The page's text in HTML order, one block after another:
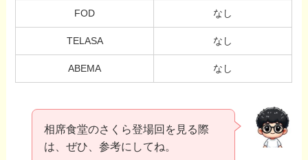
FOD なし
TELASA なし
ABEMA なし
相席食堂のさくら登場回を見る際
は、ぜひ、参考にしてね。